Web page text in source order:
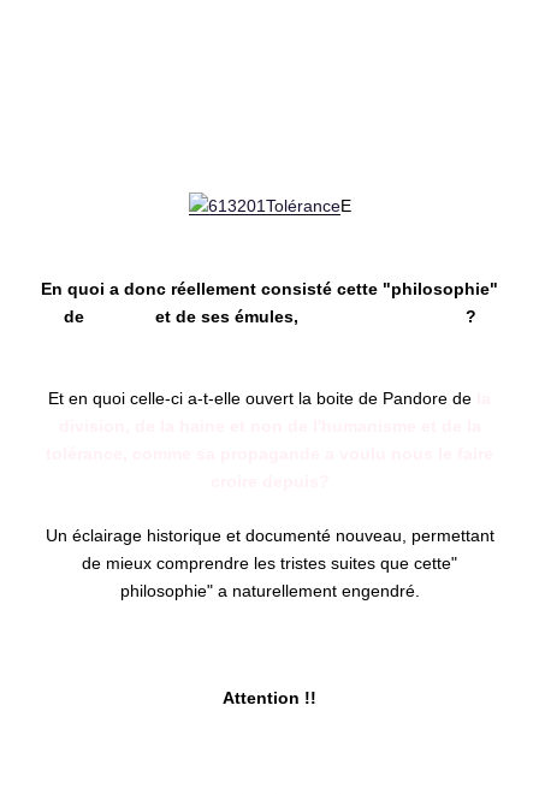
E
En quoi a donc réellement consisté cette "philosophie"
de
et de ses émules, ?
Et en quoi celle-ci a-t-elle ouvert la boite de Pandore de
Un éclairage historique et documenté nouveau, permettant
de mieux comprendre les tristes suites que cette"
philosophie" a naturellement engendré.
Attention !!